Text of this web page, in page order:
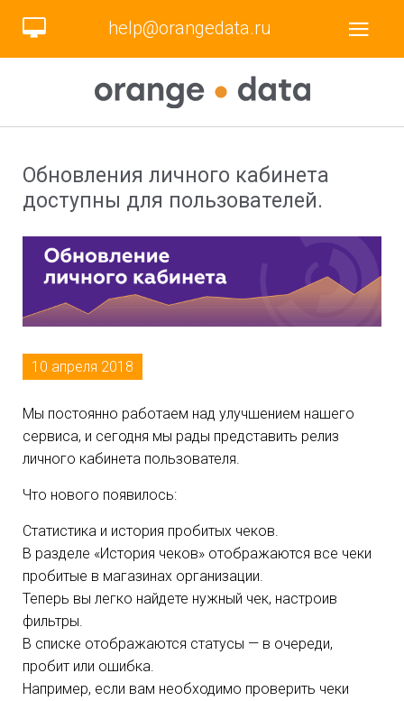
help@orangedata.ru
Обновления личного кабинета
доступны для пользователей.
10 апреля 2018
Мы постоянно работаем над улучшением нашего
сервиса, и сегодня мы рады представить релиз
личного кабинета пользователя.
Что нового появилось:
Статистика и история пробитых чеков.
В разделе «История чеков» отображаются все чеки
пробитые в магазинах организации.
Теперь вы легко найдете нужный чек, настроив
фильтры.
В списке отображаются статусы — в очереди,
пробит или ошибка.
Например, если вам необходимо проверить чеки